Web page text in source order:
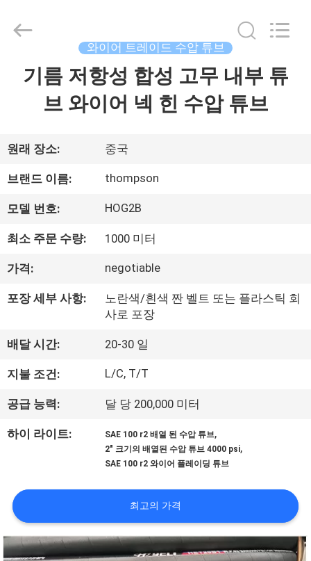
품
회
사
공
견
학
질
관
리
All
Rights
Developed
와이어 트레이드 수압 튜브
기름 저항성 합성 고무 내부 튜
브 와이어 넥 힌 수압 튜브
원래 장소: 중국
브랜드 이름: thompson
모델 번호: HOG2B
최소 주문 수량: 1000 미터
가격: negotiable
포장 세부 사항:
노란색/흰색 짠 벨트 또는 플라스틱 회
사로 포장
배달 시간: 20-30 일
지불 조건: L/C, T/T
공급 능력: 달 당 200,000 미터
하이 라이트: SAE 100 r2 배열 된 수압 튜브,
2" 크기의 배열된 수압 튜브 4000 psi,
SAE 100 r2 와이어 플레이딩 튜브
최고의 가격